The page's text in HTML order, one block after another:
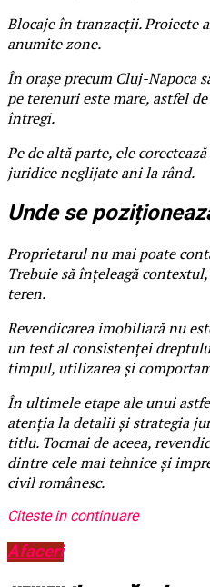
Blocaje în tranzacții. Proiecte
anumite zone.
În orașe precum Cluj-Napoca
pe terenuri este mare, astfel
întregi.
Pe de altă parte, ele
juridice neglijate ani la rând.
Unde se
Proprietarul nu mai poate
Trebuie să înțeleagă
teren.
Revendicarea imobiliară nu
un test al consistenței
timpul, utilizarea și
În ultimele etape ale unui
atenția la detalii și strategia
titlu. Tocmai de aceea,
dintre cele mai tehnice și
civil românesc.
Citeste in continuare
Afaceri